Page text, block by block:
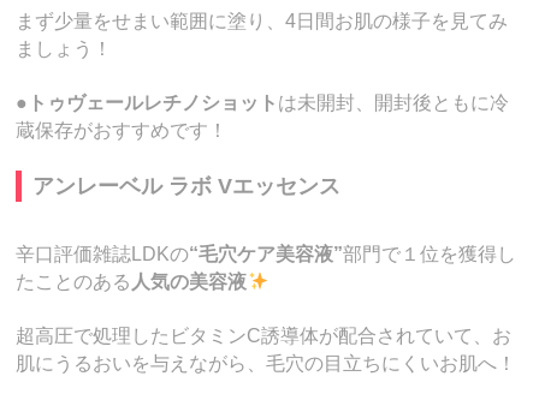
まず少量をせまい範囲に塗り、4日間お肌の様子を見てみ
ましょう！
● トゥヴェールレチノショット は未開封、開封後ともに冷
蔵保存がおすすめです！
アンレーベル ラボ Vエッセンス
辛口評価雑誌LDKの“毛穴ケア美容液”部門で１位を獲得し
たことのある 人気の美容液
超高圧で処理したビタミンC誘導体が配合されていて、お
肌にうるおいを与えながら、毛穴の目立ちにくいお肌へ！